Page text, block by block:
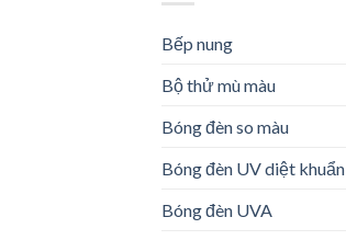
Bếp nung
Bộ thử mù màu
Bóng đèn so màu
Bóng đèn UV diệt khuẩn
Bóng đèn UVA